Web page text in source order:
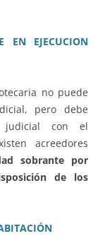
EN EJECUCION
no puede
pero debe
judicial con el
acreedores
sobrante por
de los